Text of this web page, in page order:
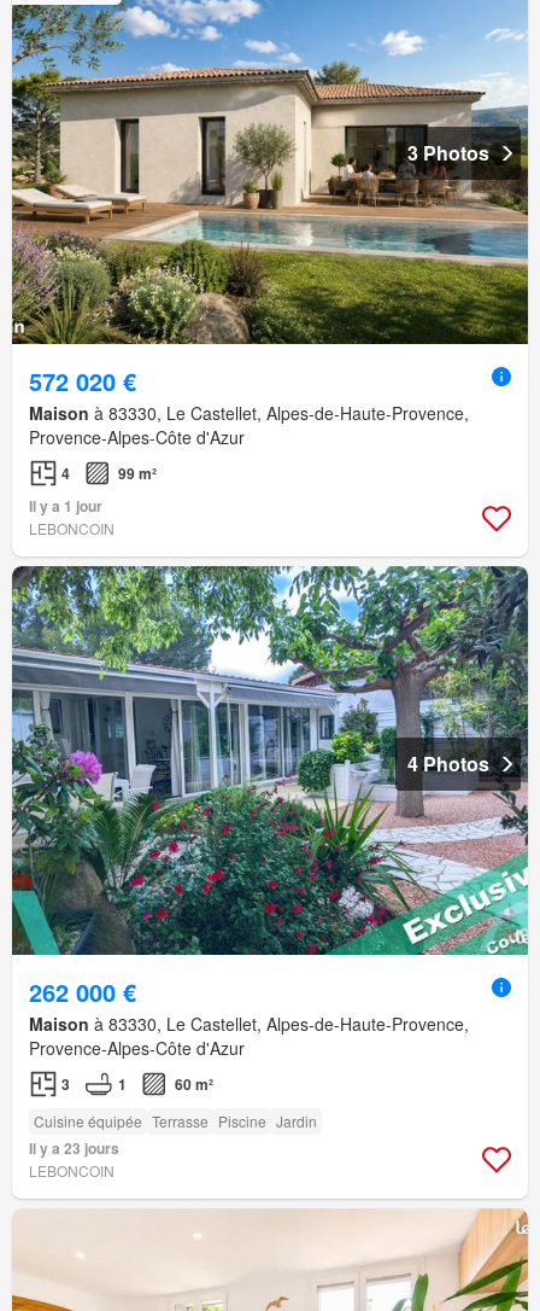
3 Photos
572 020 €
Maison à 83330, Le Castellet, Alpes-de-Haute-Provence,
Provence-Alpes-Côte d'Azur
4
99 m²
Il y a 1 jour
LEBONCOIN
4 Photos
262 000 €
Maison à 83330, Le Castellet, Alpes-de-Haute-Provence,
Provence-Alpes-Côte d'Azur
3 1 60 m²
Cuisine équipée Terrasse Piscine Jardin
Il y a 23 jours
LEBONCOIN